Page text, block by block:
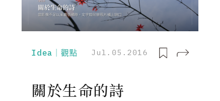
Idea｜觀點 Jul.05.2016
關於生命的詩